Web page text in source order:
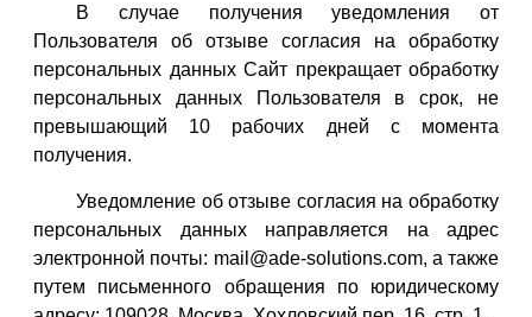
В случае получения уведомления от
Пользователя об отзыве согласия на обработку
персональных данных Сайт прекращает обработку
персональных данных Пользователя в срок, не
превышающий 10 рабочих дней с момента
получения.
Уведомление об отзыве согласия на обработку
персональных данных направляется на адрес
электронной почты: mail@ade-solutions.com, а также
путем письменного обращения по юридическому